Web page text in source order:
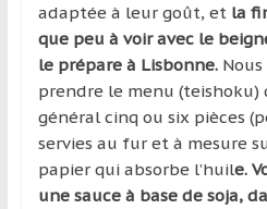
adaptée à leur goût, et la
que peu à voir avec le
le prépare à Lisbonne.
prendre le menu (teishoku)
général cinq ou six pièces
servies au fur et à mesure
papier qui absorbe l’huile.
une sauce à base de soja,